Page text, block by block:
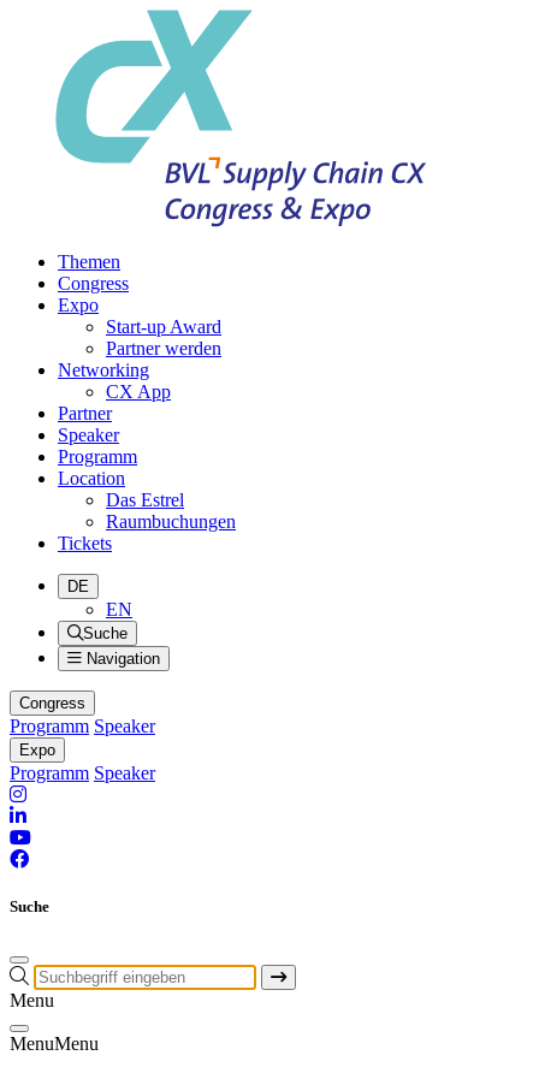
Themen
Congress
Expo
Start-up Award
Partner werden
Networking
CX App
Partner
Speaker
Programm
Location
Das Estrel
Raumbuchungen
Tickets
DE
EN
Suche
Navigation
Congress
Programm Speaker
Expo
Programm Speaker
Suche
Menu
MenuMenu